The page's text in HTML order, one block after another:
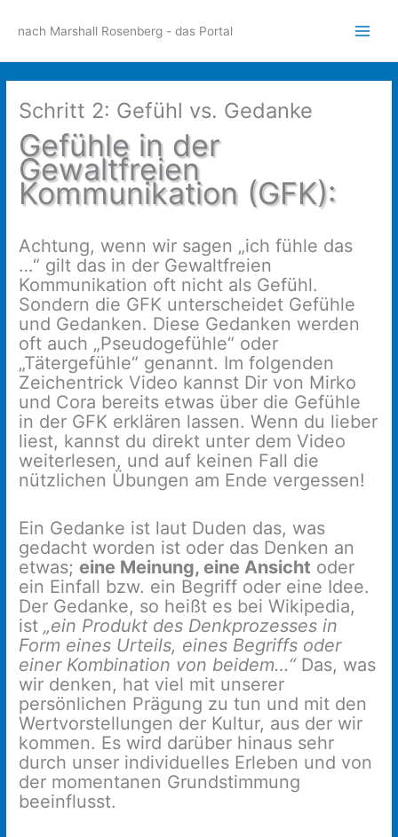
Inhaltnach Marshall Rosenberg - das Portal
Schritt 2: Gefühl vs. Gedanke
​Gefühle in der
Gewaltfreien
Kommunikation (GFK):
Achtung, wenn wir sagen „ich fühle das
…“ gilt das in der Gewaltfreien
Kommunikation oft nicht als Gefühl.
Sondern die GFK unterscheidet Gefühle
und Gedanken. Diese Gedanken werden
oft auch „Pseudogefühle“ oder
„Tätergefühle“ genannt. Im folgenden
Zeichentrick Video kannst Dir von Mirko
und Cora bereits etwas über die Gefühle
in der GFK erklären lassen. Wenn du lieber
liest, kannst du direkt unter dem Video
weiterlesen, und auf keinen Fall die
nützlichen Übungen am Ende vergessen!
​​​Ein Gedanke ist laut Duden das, was
gedacht worden ist oder das Denken an
etwas;eine Meinung, eine Ansicht oder
ein Einfall bzw. ein Begriff oder eine Idee.
Der Gedanke, so heißt es bei Wikipedia,
ist„ein Produkt des Denkprozesses in
Form eines Urteils, eines Begriffs oder
einer Kombination von beidem…“Das, was
wir denken, hat viel mit unserer
persönlichen Prägung zu tun und mit den
Wertvorstellungen der Kultur, aus der wir
kommen. Es wird darüber hinaus sehr
durch unser individuelles Erleben und von
der momentanen Grundstimmung
beeinflusst.